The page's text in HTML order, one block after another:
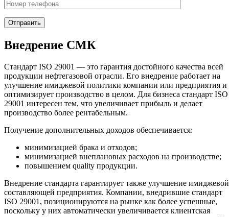
Внедрение СМК
Стандарт ISO 29001 — это гарантия достойного качества всей
продукции нефтегазовой отрасли. Его внедрение работает на
улучшение имиджевой политики компании или предприятия и
оптимизирует производство в целом. Для бизнеса стандарт ISO
29001 интересен тем, что увеличивает прибыль и делает
производство более рентабельным.
Получение дополнительных доходов обеспечивается:
минимизацией брака и отходов;
минимизацией внеплановых расходов на производстве;
повышением quality продукции.
Внедрение стандарта гарантирует также улучшение имиджевой
составляющей предприятия. Компании, внедрившие стандарт
ISO 29001, позиционируются на рынке как более успешные,
поскольку у них автоматически увеличивается клиентская